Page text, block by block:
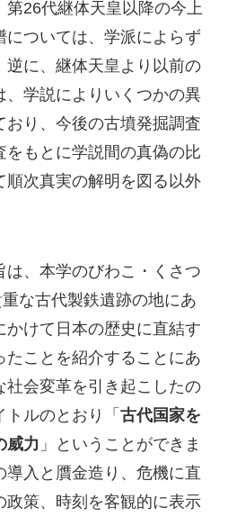
26代継体天皇以降の今上
については、学派によらず
逆に、継体天皇より以前の
、学説によりいくつかの異
おり、今後の古墳発掘調査
をもとに学説間の真偽の比
順次真実の解明を図る以外
は、本学のびわこ・くさつ
な古代製鉄遺跡の地にあ
かけて日本の歴史に直結す
たことを紹介することにあ
社会変革を引き起こしたの
トルのとおり「古代国家を
威力 」ということができま
導入と贋金造り、危機に直
政策、時刻を客観的に表示